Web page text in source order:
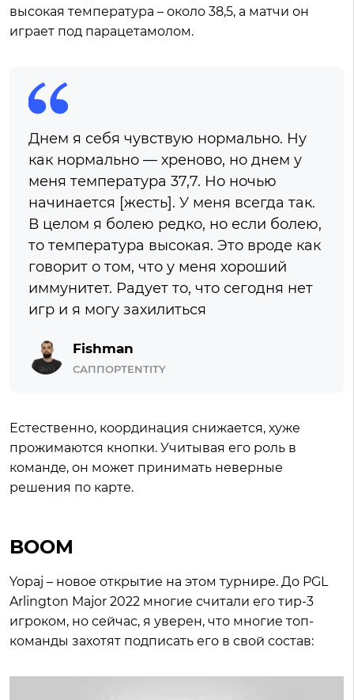
высокая температура – около 38,5, а матчи он
играет под парацетамолом.
Днем я себя чувствую нормально. Ну
как нормально — хреново, но днем у
меня температура 37,7. Но ночью
начинается [жесть]. У меня всегда так.
В целом я болею редко, но если болею,
то температура высокая. Это вроде как
говорит о том, что у меня хороший
иммунитет. Радует то, что сегодня нет
игр и я могу захилиться
Fishman
САППОРТENTITY
Естественно, координация снижается, хуже
прожимаются кнопки. Учитывая его роль в
команде, он может принимать неверные
решения по карте.
BOOM
Yopaj – новое открытие на этом турнире. До PGL
Arlington Major 2022 многие считали его тир-3
игроком, но сейчас, я уверен, что многие топ-
команды захотят подписать его в свой состав: